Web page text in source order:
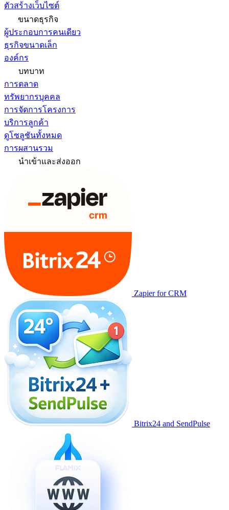
ตัวสร้างเว็บไซต์
ขนาดธุรกิจ
ผู้ประกอบการคนเดียว
ธุรกิจขนาดเล็ก
องค์กร
บทบาท
การตลาด
ทรัพยากรบุคคล
การจัดการโครงการ
บริการลูกค้า
ดูโซลูชันทั้งหมด
การผสานรวม
นำเข้าและส่งออก
Zapier for CRM
Bitrix24 and SendPulse